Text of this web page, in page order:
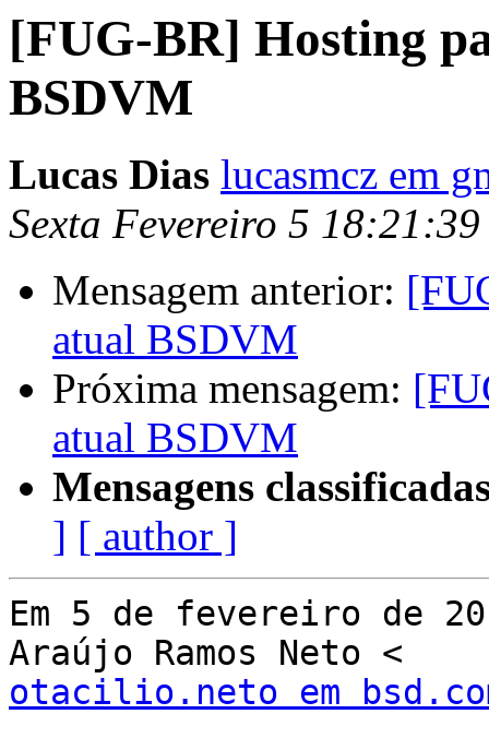
[FUG-BR] Hosting
BSDVM
Lucas Dias lucasmcz em
Sexta Fevereiro 5
Mensagem anterior:
atual BSDVM
Próxima mensagem:
atual BSDVM
Mensagens
] [ author ]
Em 5 de fevereiro de
otacilio.neto em